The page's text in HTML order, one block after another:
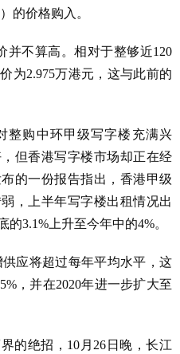
的价格购入。
并不算高。相对于整够近120
为2.975万港元，这与此前的
整购中环甲级写字楼充满兴
但香港写字楼市场却正在经
的一份报告指出，香港甲级
，上半年写字楼出租情况出
3.1%上升至今年中的4%。
供应将超过每年平均水平，这
，并在2020年进一步扩大至
的绝招，10月26日晚，长江